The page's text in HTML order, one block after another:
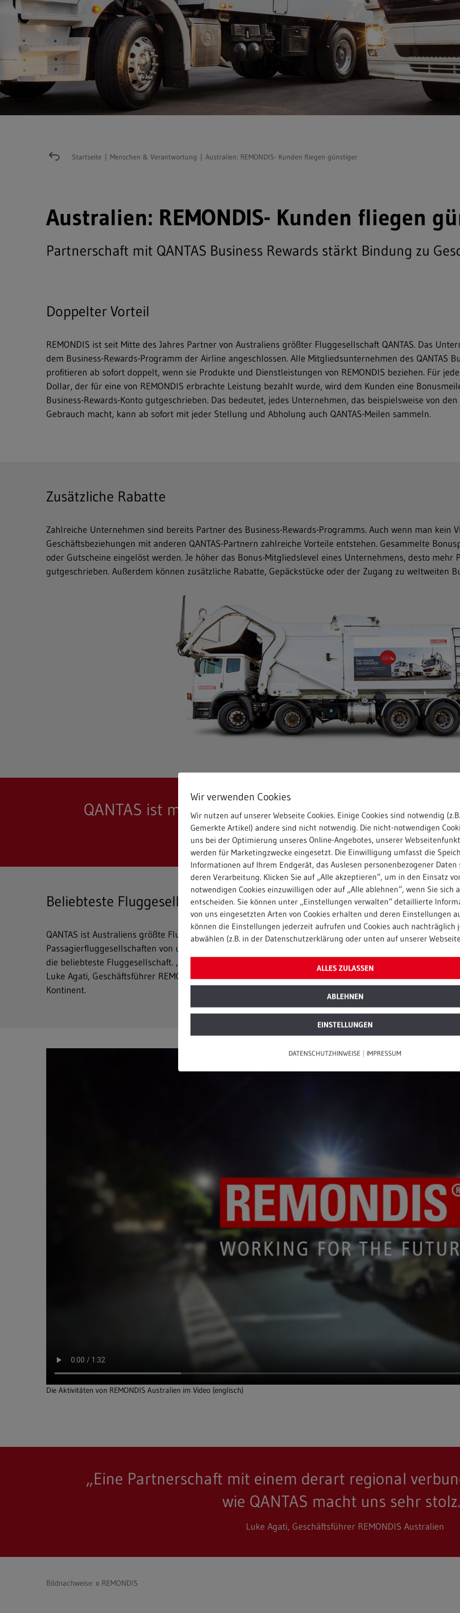
Freitext-Suche
Startseite | Menschen & Verantwortung | Australien: REMONDIS- Kunden fliegen günstiger
Australien: REMONDIS- Kunden fliegen
Partnerschaft mit QANTAS Business Rewards stärkt Bindung zu
Doppelter Vorteil
REMONDIS ist seit Mitte des Jahres Partner von Australiens größter Fluggesellschaft QANTAS. Das
dem Business-Rewards-Programm der Airline angeschlossen. Alle Mitgliedsunternehmen des QANTAS
profitieren ab sofort doppelt, wenn sie Produkte und Dienstleistungen von REMONDIS beziehen. Für
Dollar, der für eine von REMONDIS erbrachte Leistung bezahlt wurde, wird dem Kunden eine
Business-Rewards-Konto gutgeschrieben. Das bedeutet, jedes Unternehmen, das beispielsweise von
Gebrauch macht, kann ab sofort mit jeder Stellung und Abholung auch QANTAS-Meilen sammeln.
Zusätzliche Rabatte
Zahlreiche Unternehmen sind bereits Partner des Business-Rewards-Programms. Auch wenn man kein
Geschäftsbeziehungen mit anderen QANTAS-Partnern zahlreiche Vorteile entstehen. Gesammelte
oder Gutscheine eingelöst werden. Je höher das Bonus-Mitgliedslevel eines Unternehmens, desto
gutgeschrieben. Außerdem können zusätzliche Rabatte, Gepäckstücke oder der Zugang zu weltweiten
QANTAS ist mit 118 Flugzeugen Australiens größte
Zielflughäfen (weltweit).
Beliebteste Fluggesellschaft Australiens
QANTAS ist Australiens größte Fluggesellschaft. Mit 118 Flugzeugen und 73 Zielflughäfen weltweit ist
Passagierfluggesellschaften von und nach Australien. Bei Einheimischen und vielen Touristen, die in
die beliebteste Fluggesellschaft. „Eine Partnerschaft mit einem derart regional verbundenen
Luke Agati, Geschäftsführer REMONDIS Australien. Dies sei ein weiteres Zeichen für die wachsende
Kontinent.
Die Aktivitäten von REMONDIS Australien im Video (englisch)
„Eine Partnerschaft mit einem derart regional
wie QANTAS macht uns sehr
Luke Agati, Geschäftsführer REMONDIS Australien
Bildnachweise: © REMONDIS
Wir verwenden Cookies
Wir nutzen auf unserer Webseite Cookies. Einige Cookies sind notwendig
Gemerkte Artikel) andere sind nicht notwendig. Die nicht-notwendigen
uns bei der Optimierung unseres Online-Angebotes, unserer
werden für Marketingzwecke eingesetzt. Die Einwilligung umfasst die
Informationen auf Ihrem Endgerät, das Auslesen personenbezogener Daten
deren Verarbeitung. Klicken Sie auf „Alle akzeptieren“, um in den Einsatz
notwendigen Cookies einzuwilligen oder auf „Alle ablehnen“, wenn Sie sich
entscheiden. Sie können unter „Einstellungen verwalten“ detaillierte
von uns eingesetzten Arten von Cookies erhalten und deren Einstellungen
können die Einstellungen jederzeit aufrufen und Cookies auch nachträglich
abwählen (z.B. in der Datenschutzerklärung oder unten auf unserer
ALLES ZULASSEN
ABLEHNEN
EINSTELLUNGEN
DATENSCHUTZHINWEISE IMPRESSUM